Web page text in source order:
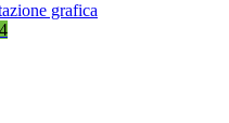
grafica
4